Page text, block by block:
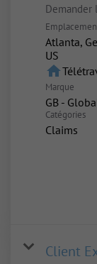
Demander
Atlanta,
home
Marque
GB -
Catégories
Claims
Client